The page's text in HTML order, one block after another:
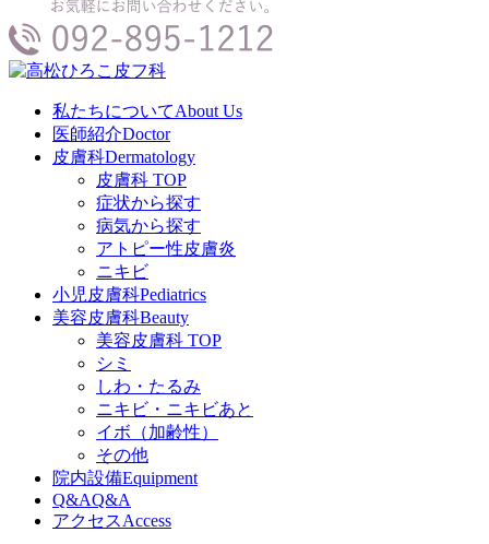
私たちについてAbout Us
医師紹介Doctor
皮膚科Dermatology
皮膚科 TOP
症状から探す
病気から探す
アトピー性皮膚炎
ニキビ
小児皮膚科Pediatrics
美容皮膚科Beauty
美容皮膚科 TOP
シミ
しわ・たるみ
ニキビ・ニキビあと
イボ（加齢性）
その他
院内設備Equipment
Q&AQ&A
アクセスAccess